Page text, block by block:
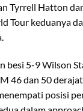
Tyrrell Hatton
Tour keduanya
besi 5-9 Wilson
46 dan 50
posisi